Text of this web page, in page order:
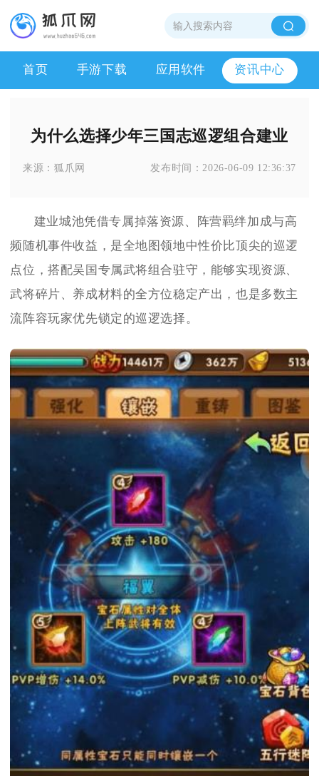
首页 手游下载 应用软件 资讯中心
为什么选择少年三国志巡逻组合建业
来源：狐爪网 发布时间：2026-06-09 12:36:37
建业城池凭借专属掉落资源、阵营羁绊加成与高
频随机事件收益，是全地图领地中性价比顶尖的巡逻
点位，搭配吴国专属武将组合驻守，能够实现资源、
武将碎片、养成材料的全方位稳定产出，也是多数主
流阵容玩家优先锁定的巡逻选择。